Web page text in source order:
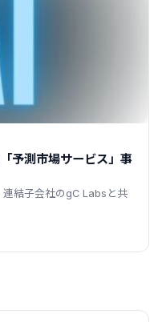
予測市場サービス」事
結子会社のgC Labsと共